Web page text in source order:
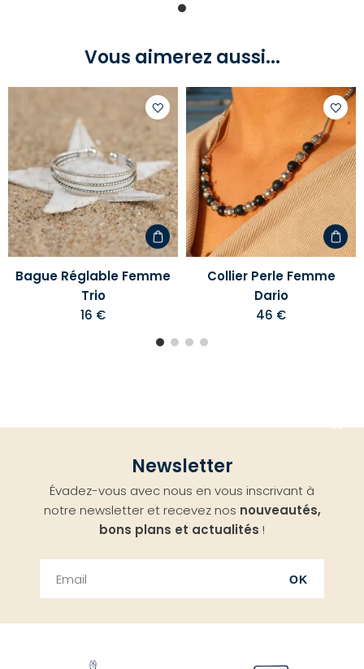
Vous aimerez aussi...
Ajouter
votre
liste
d'envies
Bague Réglable Femme
Trio
16 €
à
votre
liste
Collier Perle Femme
Dario
46 €
Newsletter
Évadez-vous avec nous en vous inscrivant à
notre newsletter et recevez nos nouveautés,
bons plans et actualités !
OK